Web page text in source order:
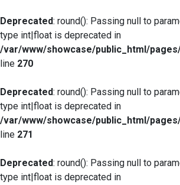
Deprecated: round(): Passing null to
type int|float is deprecated in
/var/www/showcase/public_html/
line 270
Deprecated: round(): Passing null to
type int|float is deprecated in
/var/www/showcase/public_html/
line 271
Deprecated: round(): Passing null to
type int|float is deprecated in